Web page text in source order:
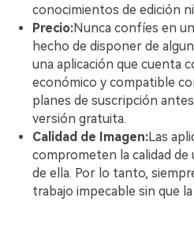
conocimientos de edición
Precio:Nunca confíes en
hecho de disponer de
una aplicación que cuenta
económico y compatible
planes de suscripción
versión gratuita.
Calidad de Imagen:Las
comprometen la calidad de
de ella. Por lo tanto,
trabajo impecable sin que